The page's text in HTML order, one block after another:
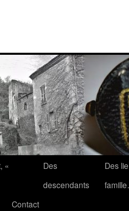
«
Des
descendants
Des
Contact